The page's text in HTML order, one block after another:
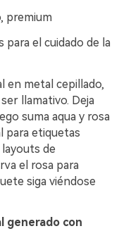
premium
para el cuidado de la
en metal cepillado,
llamativo. Deja
suma aqua y rosa
para etiquetas
de
el rosa para
siga viéndose
generado con